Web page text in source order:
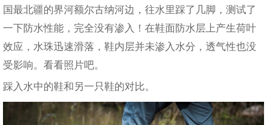
国最北疆的界河额尔古纳河边，往水里踩了几脚，测试了
一下防水性能，完全没有渗入！在鞋面防水层上产生荷叶
效应，水珠迅速滑落，鞋内层并未渗入水分，透气性也没
受影响。看看照片吧。
踩入水中的鞋和另一只鞋的对比。